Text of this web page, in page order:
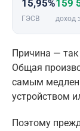
15,95%
ГЭСВ
159
доход
Причина —
Общая
самым
устройством
Поэтому